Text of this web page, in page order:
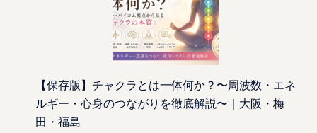
【保存版】チャクラとは一体何か？〜周波数・エネ
ルギー・心身のつながりを徹底解説〜｜大阪・梅
田・福島